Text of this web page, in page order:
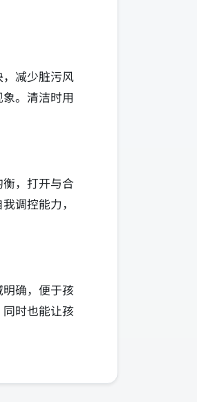
减少脏污风
。清洁时用
，打开与合
调控能力，
确，便于孩
时也能让孩